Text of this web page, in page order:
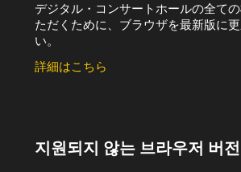
デジタル・コンサートホールの全て
ただくために、ブラウザを最新版に
い。
詳細はこちら
지원되지 않는 브라우저 버